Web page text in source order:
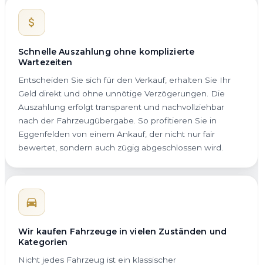
Schnelle Auszahlung ohne komplizierte
Wartezeiten
Entscheiden Sie sich für den Verkauf, erhalten Sie Ihr
Geld direkt und ohne unnötige Verzögerungen. Die
Auszahlung erfolgt transparent und nachvollziehbar
nach der Fahrzeugübergabe. So profitieren Sie in
Eggenfelden von einem Ankauf, der nicht nur fair
bewertet, sondern auch zügig abgeschlossen wird.
Wir kaufen Fahrzeuge in vielen Zuständen und
Kategorien
Nicht jedes Fahrzeug ist ein klassischer